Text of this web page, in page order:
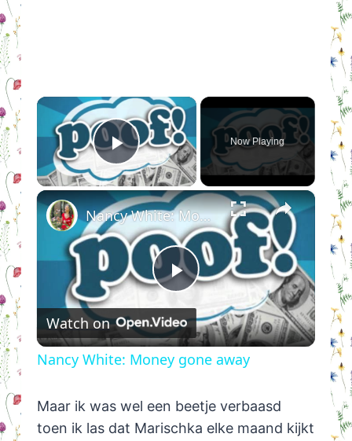
×
Play Video
Now Playing
×
Play
Video
Nancy White: Money gone away
Watch on
Nancy White: Money gone away
Maar ik was wel een beetje verbaasd
toen ik las dat Marischka elke maand kijkt